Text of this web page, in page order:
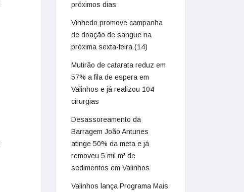
próximos dias
Vinhedo promove campanha
de doação de sangue na
próxima sexta-feira (14)
Mutirão de catarata reduz em
57% a fila de espera em
Valinhos e já realizou 104
cirurgias
Desassoreamento da
Barragem João Antunes
atinge 50% da meta e já
removeu 5 mil m³ de
sedimentos em Valinhos
Valinhos lança Programa Mais